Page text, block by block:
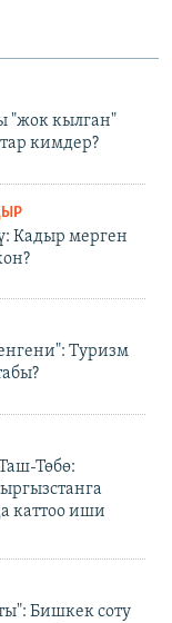
"жок кылган"
кимдер?
Кадыр мерген
Туризм
Төбө:
каттоо иши
Бишкек соту